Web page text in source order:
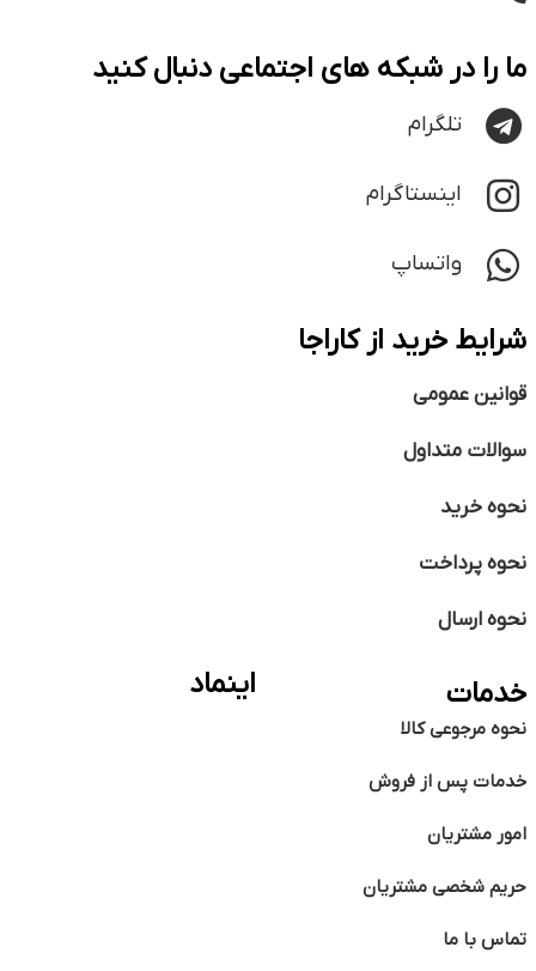
ما را در شبکه های اجتماعی دنبال کنید
تلگرام
اینستاگرام
واتساپ
شرایط خرید از کاراجا
قوانین عمومی
سوالات متداول
نحوه خرید
نحوه پرداخت
نحوه ارسال
خدمات
نحوه مرجوعی کالا
خدمات پس از فروش
امور مشتریان
حریم شخصی مشتریان
تماس با ما
اینماد